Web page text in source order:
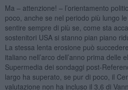
Ma – attenzione! – l’orientamento
poco, anche se nel periodo più lungo
sentire sempre di più se, come sta
sostenitori USA si stanno pian piano
La stessa lenta erosione può
italiano nell’arco dell’anno prima delle
Supermedia dei sondaggi post-
largo ha superato, se pur di poco, il
valutazione non ha incluso il 3,6 di